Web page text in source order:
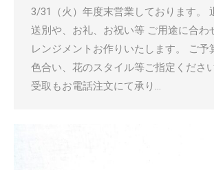
3/31（火）年度末営業しております。
送別や、お礼、お祝い等 ご用途に合わ
レンジメントお作りいたします。 ご予
色合い、花のスタイル等ご指定くださ
受取もお電話注文にて承り…